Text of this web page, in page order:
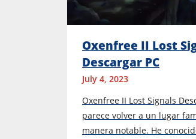
Oxenfree II Lost
Descargar PC
July 4, 2023
Oxenfree II Lost Signals
parece volver a un lugar
manera notable. He